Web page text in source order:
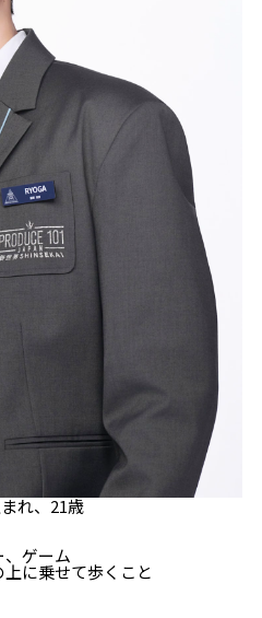
れ、21歳
ゲーム
に乗せて歩くこと